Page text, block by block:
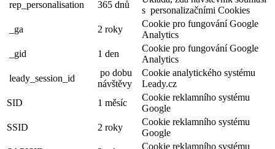
rep_personalisation
365 dnů
s personalizačními Cookies
_ga
2 roky
Cookie pro fungování Google
Analytics
_gid
1 den
Cookie pro fungování Google
Analytics
leady_session_id
po dobu
návštěvy
Cookie analytického systému
Leady.cz
SID
1 měsíc
Cookie reklamního systému
Google
SSID
2 roky
Cookie reklamního systému
Google
Cookie reklamního systému